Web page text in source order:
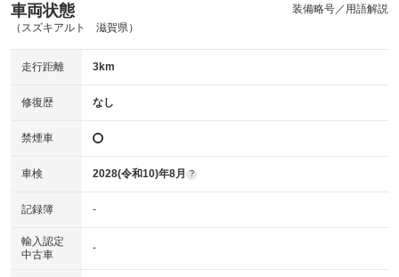
車両状態
（スズキアルト 滋賀県）
装備略号／用語解説
走行距離 3km
修復歴 なし
禁煙車
車検 2028(令和10)年8月 ?
記録簿 -
輸入認定
中古車
-